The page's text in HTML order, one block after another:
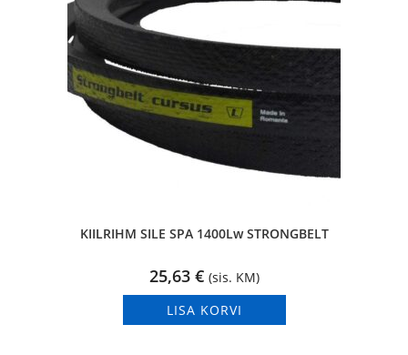
KIILRIHM SILE SPA 1400Lw STRONGBELT
25,63 € (sis. KM)
LISA KORVI